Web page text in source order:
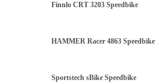
Finnlo CRT 3203 Speedbike
HAMMER Racer 4863 Speedbike
Sportstech sBike Speedbike